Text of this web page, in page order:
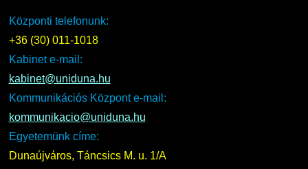
Központi telefonunk:
+36 (30) 011-1018
Kabinet e-mail:
kabinet@uniduna.hu
Kommunikációs Központ e-mail:
kommunikacio@uniduna.hu
Egyetemünk címe:
Dunaújváros, Táncsics M. u. 1/A